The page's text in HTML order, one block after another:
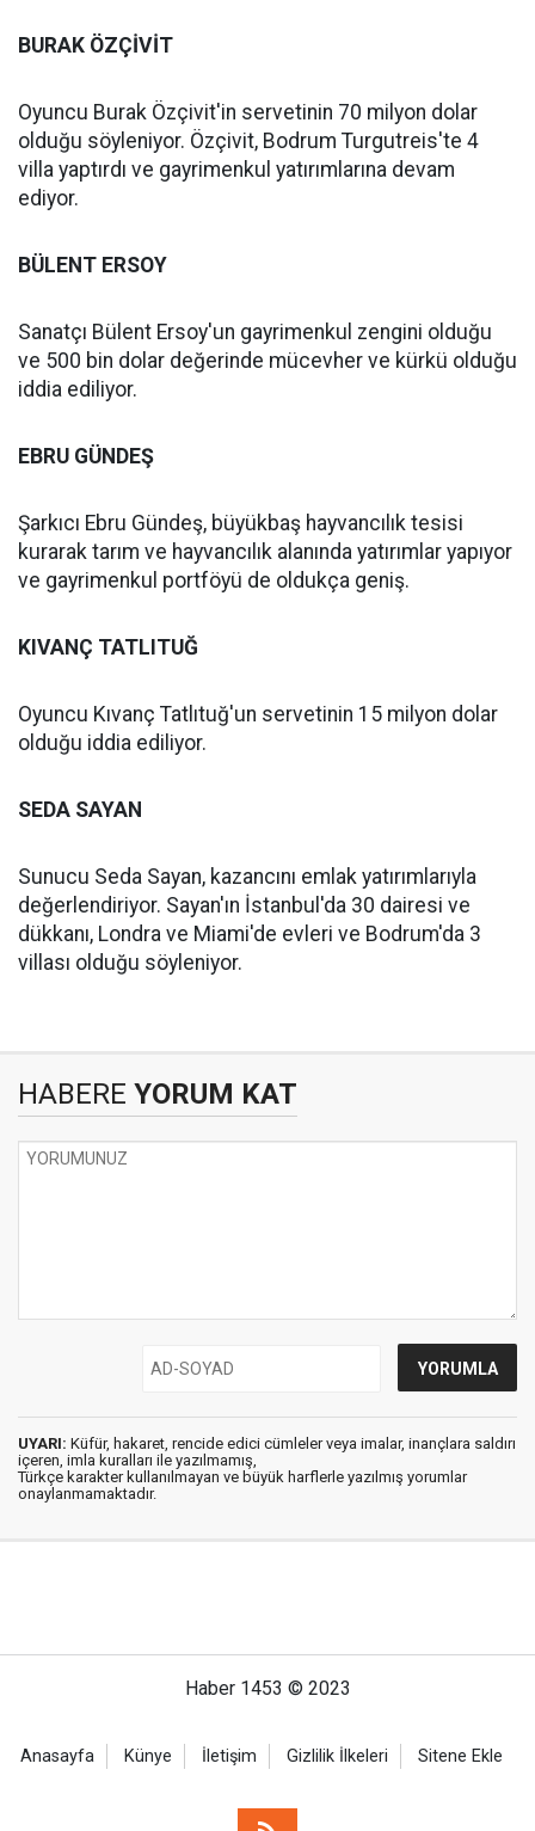
BURAK ÖZÇİVİT
Oyuncu Burak Özçivit'in servetinin 70 milyon dolar
olduğu söyleniyor. Özçivit, Bodrum Turgutreis'te 4
villa yaptırdı ve gayrimenkul yatırımlarına devam
ediyor.
BÜLENT ERSOY
Sanatçı Bülent Ersoy'un gayrimenkul zengini olduğu
ve 500 bin dolar değerinde mücevher ve kürkü olduğu
iddia ediliyor.
EBRU GÜNDEŞ
Şarkıcı Ebru Gündeş, büyükbaş hayvancılık tesisi
kurarak tarım ve hayvancılık alanında yatırımlar yapıyor
ve gayrimenkul portföyü de oldukça geniş.
KIVANÇ TATLITUĞ
Oyuncu Kıvanç Tatlıtuğ'un servetinin 15 milyon dolar
olduğu iddia ediliyor.
SEDA SAYAN
Sunucu Seda Sayan, kazancını emlak yatırımlarıyla
değerlendiriyor. Sayan'ın İstanbul'da 30 dairesi ve
dükkanı, Londra ve Miami'de evleri ve Bodrum'da 3
villası olduğu söyleniyor.
HABERE YORUM KAT
UYARI: Küfür, hakaret, rencide edici cümleler veya imalar, inançlara saldırı
içeren, imla kuralları ile yazılmamış,
Türkçe karakter kullanılmayan ve büyük harflerle yazılmış yorumlar
onaylanmamaktadır.
Haber 1453 © 2023
Anasayfa Künye İletişim Gizlilik İlkeleri Sitene Ekle